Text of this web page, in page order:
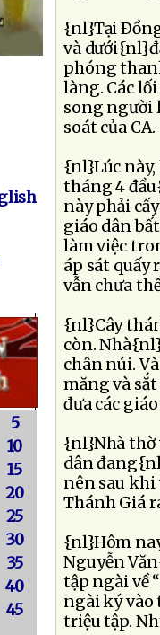
5
10
15
20
25
30
35
40
45
{nl}Tại
và
phóng
làng. Các
song người
soát của CA.
{nl}Lúc này,
tháng 4
này phải
giáo dân
làm việc
áp sát quấy
vẫn chưa
{nl}Cây
còn.
chân núi.
măng và
đưa các
{nl}Nhà thờ
dân
nên sau
Thánh Giá
{nl}Hôm
Nguyễn
tập ngài về
ngài ký
triệu tập.